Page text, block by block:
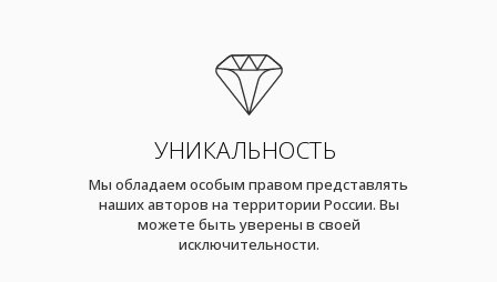
УНИКАЛЬНОСТЬ
Мы обладаем особым правом представлять
наших авторов на территории России. Вы
можете быть уверены в своей
исключительности.